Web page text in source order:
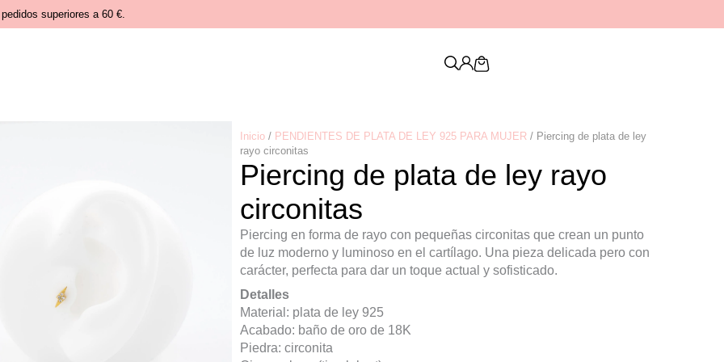
superiores a 60 €.
Inicio / PENDIENTES DE PLATA DE LEY 925 PARA MUJER / Piercing de plata de ley
rayo circonitas
Piercing de plata de ley rayo
circonitas
Piercing en forma de rayo con pequeñas circonitas que crean un punto
de luz moderno y luminoso en el cartílago. Una pieza delicada pero con
carácter, perfecta para dar un toque actual y sofisticado.
Detalles
Material: plata de ley 925
Acabado: baño de oro de 18K
Piedra: circonita